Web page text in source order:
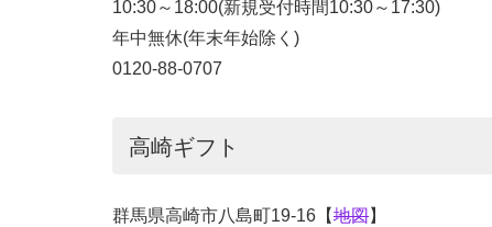
10:30～18:00(新規受付時間10:30～17:30)
年中無休(年末年始除く)
0120-88-0707
高崎ギフト
群馬県高崎市八島町19-16【地図】